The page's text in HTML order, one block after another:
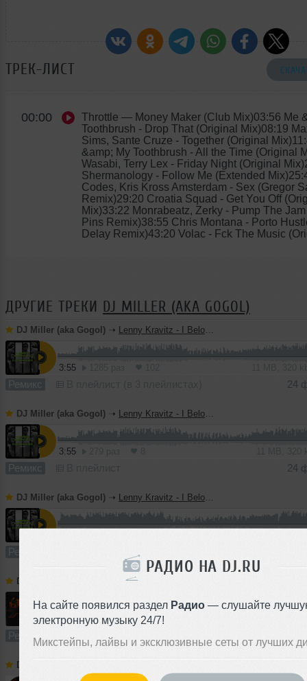
РАДИО НА DJ.RU
На сайте появился раздел Радио — слушайте
электронную музыку 24/7!
Микстейпы, лайвы и эксклюзивные сеты от лучших
ТРЕК-ЛИСТ
00:00 Throttle — Money Maker (Club Mix)03:56 Me
Toothbrush - Drop That (Original Mix)08:19
Sims, Sante Cruze - Together (Original
&amp; My Toothbrush - All the Time (Original
Wasabi, Terry Lex - Friday Night (Original
Shermanology - Follow Me (Extended
Codes, Kris Kross Amsterdam - Sex (Gregor
Remix)29:20 Croatia Squad - Get You Off
Mix)33:22 Monrabeatz, Zerky - Pump The
Pins Remix)38:55 Chris Montana - Porto
Delay Remix)43:20 Volac - Fck The Music
ДРУГИЕ ТРЕКИ DJ MILLER (AKA GOGOL)
DJ Miller (aka Gogol) ➝ Lenny Kravitz - I Belong To You (DJ Miller Remix)
3:55
Ремикс 24
DJ Miller (aka Gogol) ➝ Lenny Kravitz - I Belong To You (DJ Miller Dub Mix)
3:55
Ремикс 24
DJ Miller (aka Gogol) ➝ Lenny Kravitz - I Belong To You (DJ Miller Radio Mix)
Ремикс
DJ Miller (aka Gogol) Linkin Park - Faint (DJ Miller Radio Mix)
2:05 1477 раз 132
Ремикс В плейлист (в 2 плейлистах)
DJ Miller (aka Gogol)